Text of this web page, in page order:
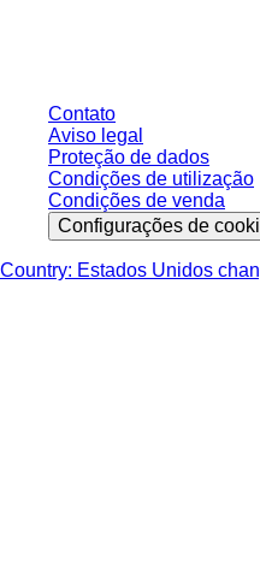
Contato
Aviso legal
Proteção de dados
Condições de utilização
Condições de venda
Configurações de
Country: Estados Unidos